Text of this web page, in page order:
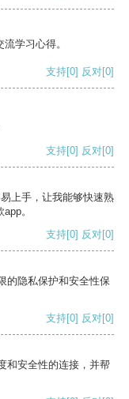
学习心得。
支持[0] 反对[0]
支持[0] 反对[0]
上手，让我能够快速熟
。
支持[0] 反对[0]
的隐私保护和安全性保
支持[0] 反对[0]
和安全性的连接，并帮